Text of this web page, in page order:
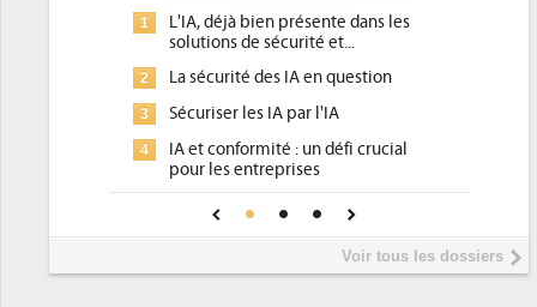
présente dans les
: un défi crucial
1
Qu'est-ce que la DEE (directive
d'efficacité énergétique) ?
2
DEE, une pression administrative
place pour répondre à...
Phocea DC dans les cordes pour la
DEE
Interview de Fabrice Coquio,
président de Digital Realty...
Voir tous les dossiers